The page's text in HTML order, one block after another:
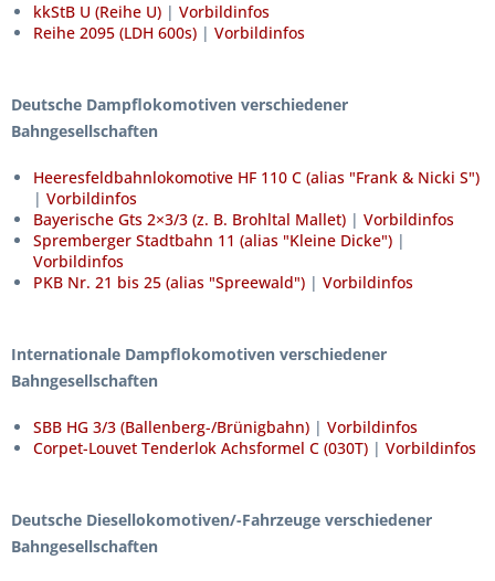
kkStB U (Reihe U) | Vorbildinfos
Reihe 2095 (LDH 600s) | Vorbildinfos
Deutsche Dampflokomotiven verschiedener
Bahngesellschaften
Heeresfeldbahnlokomotive HF 110 C (alias "Frank & Nicki S")
| Vorbildinfos
Bayerische Gts 2×3/3 (z. B. Brohltal Mallet) | Vorbildinfos
Spremberger Stadtbahn 11 (alias "Kleine Dicke") |
Vorbildinfos
PKB Nr. 21 bis 25 (alias "Spreewald") | Vorbildinfos
Internationale Dampflokomotiven verschiedener
Bahngesellschaften
SBB HG 3/3 (Ballenberg-/Brünigbahn) | Vorbildinfos
Corpet-Louvet Tenderlok Achsformel C (030T) | Vorbildinfos
Deutsche Diesellokomotiven/-Fahrzeuge verschiedener
Bahngesellschaften